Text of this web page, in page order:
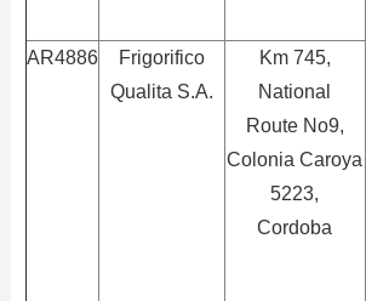
AR4886
Frigorifico
Qualita S.A.
Km 745,
National
Route No9,
Colonia Caroya
5223,
Cordoba